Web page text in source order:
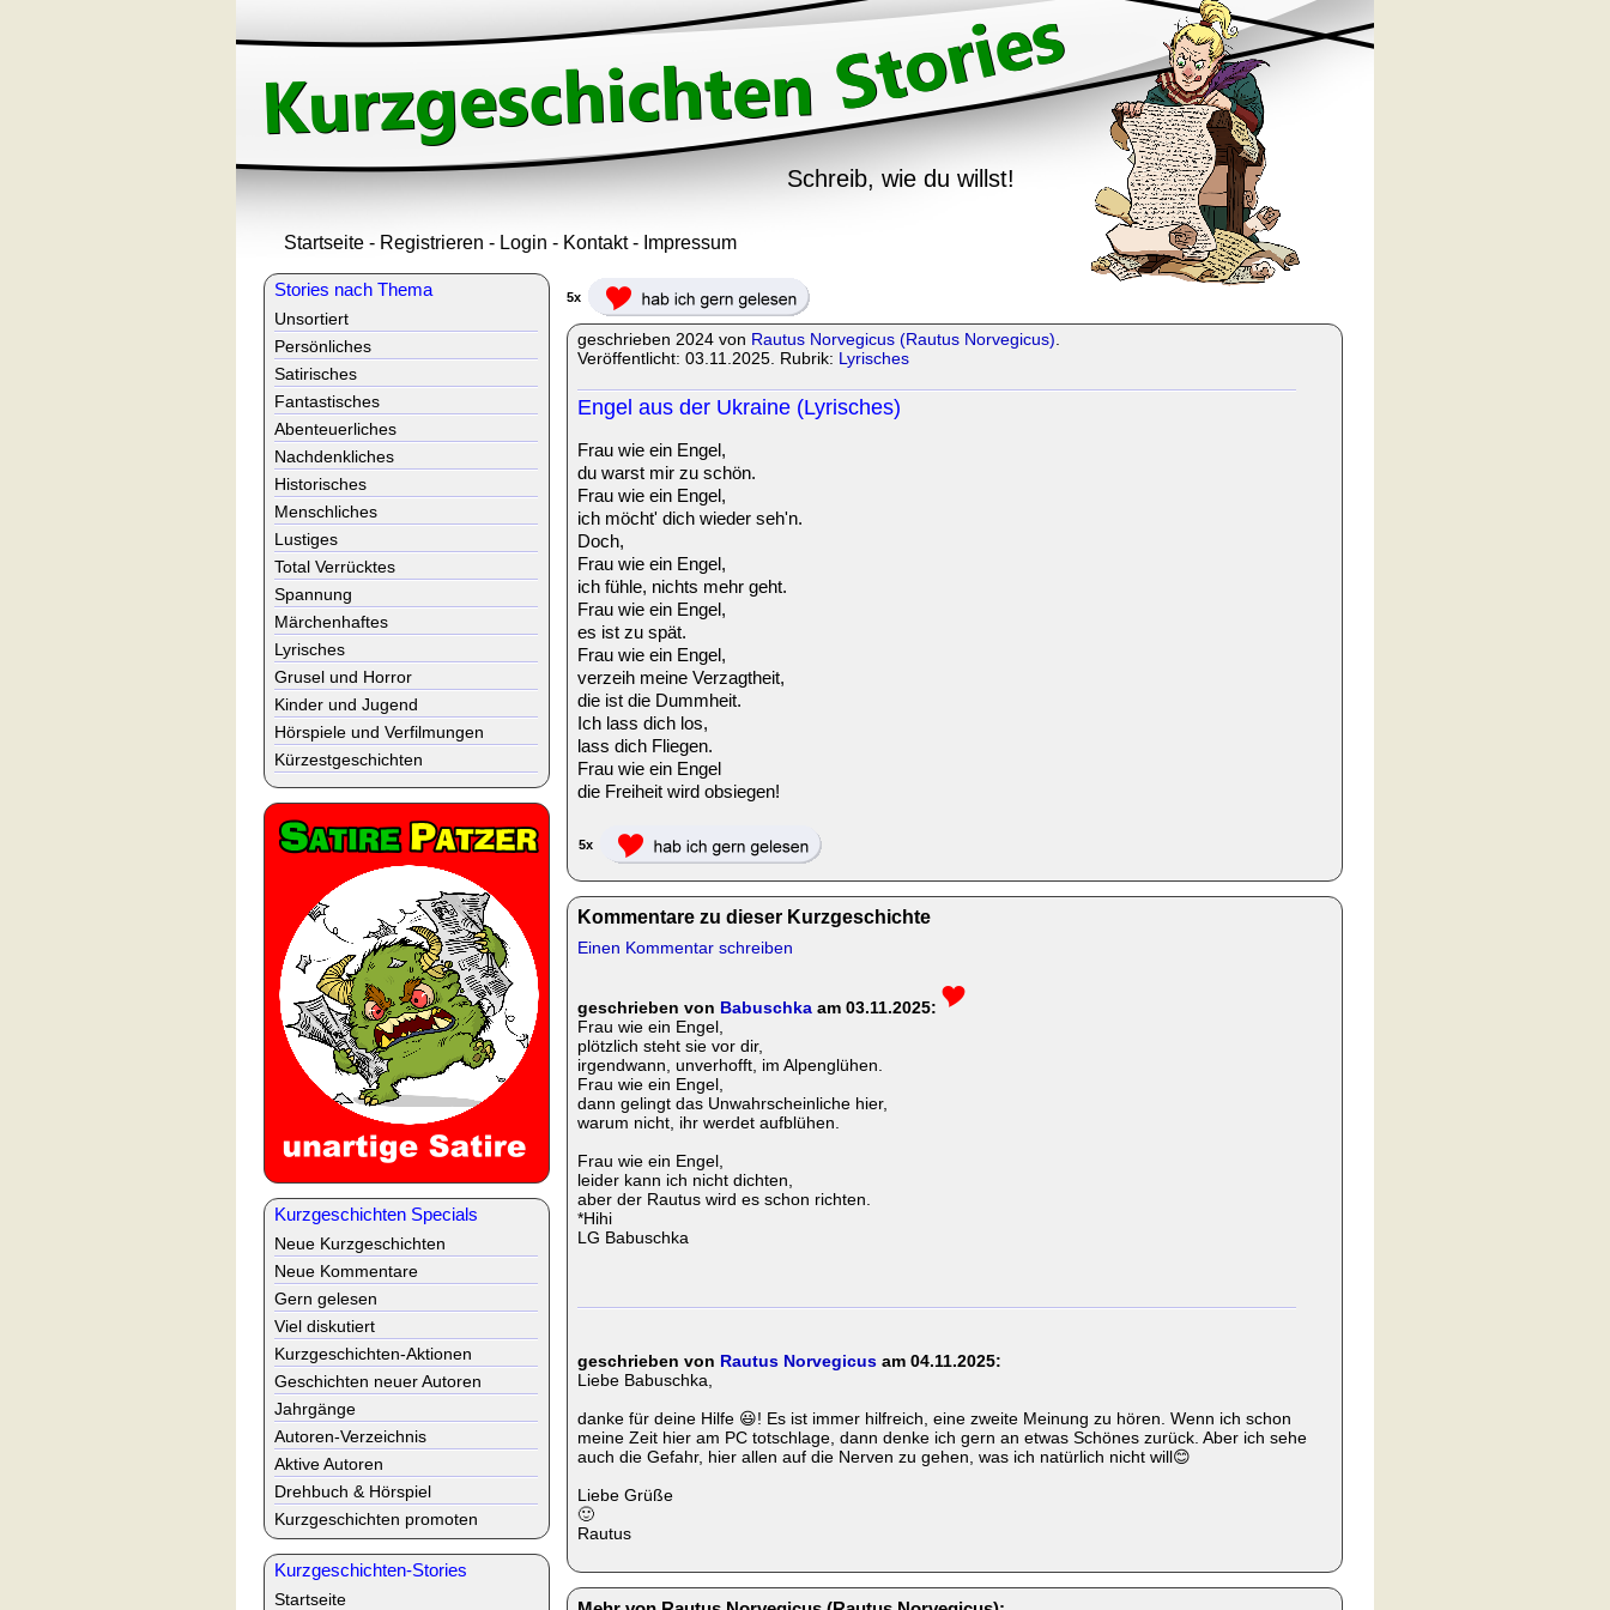
Schreib, wie du willst!
Startseite - Registrieren - Login - Kontakt- Impressum
5x
geschrieben 2024 von Rautus Norvegicus (Rautus Norvegicus)
Veröffentlicht: 03.11.2025. Rubrik: Lyrisches
Engel aus der Ukraine (Lyrisches)
Frau wie ein Engel,
du warst mir zu schön.
Frau wie ein Engel,
ich möcht' dich wieder seh'n.
Doch,
Frau wie ein Engel,
ich fühle, nichts mehr geht.
Frau wie ein Engel,
es ist zu spät.
Frau wie ein Engel,
verzeih meine Verzagtheit,
die ist die Dummheit.
Ich lass dich los,
lass dich Fliegen.
Frau wie ein Engel
die Freiheit wird obsiegen!
5x
Kommentare zu dieser Kurzgeschichte
Einen Kommentar schreiben
geschrieben von Babuschka am 03.11.2025:
Frau wie ein Engel,
plötzlich steht sie vor dir,
irgendwann, unverhofft, im Alpenglühen.
Frau wie ein Engel,
dann gelingt das Unwahrscheinliche hier,
warum nicht, ihr werdet aufblühen.
Frau wie ein Engel,
leider kann ich nicht dichten,
aber der Rautus wird es schon richten.
*Hihi
LG Babuschka
geschrieben von Rautus Norvegicus am 04.11.2025:
Liebe Babuschka,
danke für deine Hilfe 😃! Es ist immer hilfreich, eine zweite Meinung zu hören. Wenn ich schon
meine Zeit hier am PC totschlage, dann denke ich gern an etwas Schönes zurück. Aber ich sehe
auch die Gefahr, hier allen auf die Nerven zu gehen, was ich natürlich nicht will😊
Liebe Grüße
🙂
Rautus
Stories nach Thema
Unsortiert
Persönliches
Satirisches
Fantastisches
Abenteuerliches
Nachdenkliches
Historisches
Menschliches
Lustiges
Total Verrücktes
Spannung
Märchenhaftes
Lyrisches
Grusel und Horror
Kinder und Jugend
Hörspiele und Verfilmungen
Kürzestgeschichten
Kurzgeschichten Specials
Neue Kurzgeschichten
Neue Kommentare
Gern gelesen
Viel diskutiert
Kurzgeschichten-Aktionen
Geschichten neuer Autoren
Jahrgänge
Autoren-Verzeichnis
Aktive Autoren
Drehbuch & Hörspiel
Kurzgeschichten promoten
Kurzgeschichten-Stories
Startseite